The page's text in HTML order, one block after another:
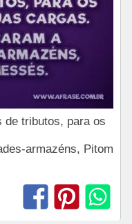
de tributos, para os
armazéns, Pitom